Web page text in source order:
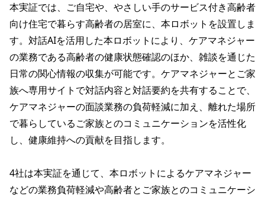
本実証では、ご自宅や、やさしい手のサービス付き高齢者
向け住宅で暮らす高齢者の居室に、本ロボットを設置しま
す。対話AIを活用した本ロボットにより、ケアマネジャー
の業務である高齢者の健康状態確認のほか、雑談を通じた
日常の関心情報の収集が可能です。ケアマネジャーとご家
族へ専用サイトで対話内容と対話要約を共有することで、
ケアマネジャーの面談業務の負荷軽減に加え、離れた場所
で暮らしているご家族とのコミュニケーションを活性化
し、健康維持への貢献を目指します。
4社は本実証を通じて、本ロボットによるケアマネジャー
などの業務負荷軽減や高齢者とご家族とのコミュニケーシ